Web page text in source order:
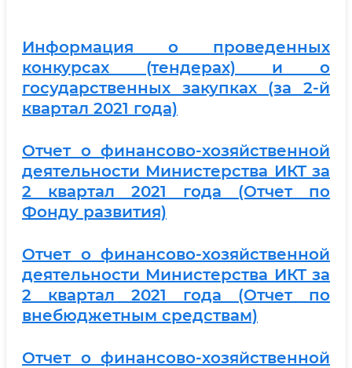
Информация о проведенных
конкурсах (тендерах) и о
государственных закупках (за 2-й
квартал 2021 года)
Отчет о финансово-хозяйственной
деятельности Министерства ИКТ за
2 квартал 2021 года (Отчет по
Фонду развития)
Отчет о финансово-хозяйственной
деятельности Министерства ИКТ за
2 квартал 2021 года (Отчет по
внебюджетным средствам)
Отчет о финансово-хозяйственной